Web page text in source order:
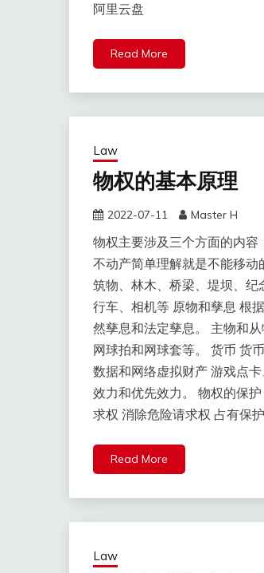
阿里云盘
Read More
Law
物权的基本原理
2022-07-11 Master H
物权主要涉及三个方面的内
不动产简单理解就是不能移
筑物、林木、桥梁、堤坝、
行车、相机等 原物和孳息 根
然孳息和法定孳息。 主物和
网球拍和网球套等。 货币 货
数据和网络虚拟财产 游戏点
效力和优先效力。 物权的保
求权 消除危险请求权 占有保
Read More
Law